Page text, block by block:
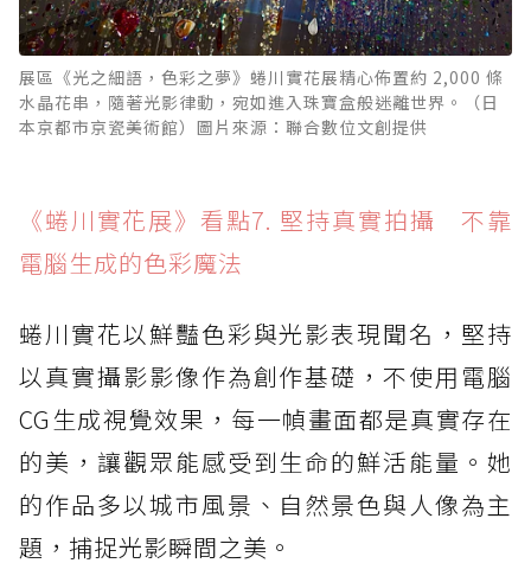
展區《光之細語，色彩之夢》蜷川實花展精心佈置約 2,000 條
水晶花串，隨著光影律動，宛如進入珠寶盒般迷離世界。（日
本京都市京瓷美術館）圖片來源：聯合數位文創提供
《蜷川實花展》看點7. 堅持真實拍攝 不靠
電腦生成的色彩魔法
蜷川實花以鮮豔色彩與光影表現聞名，堅持
以真實攝影影像作為創作基礎，不使用電腦
CG生成視覺效果，每一幀畫面都是真實存在
的美，讓觀眾能感受到生命的鮮活能量。她
的作品多以城市風景、自然景色與人像為主
題，捕捉光影瞬間之美。